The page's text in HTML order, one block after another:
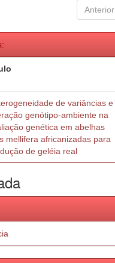
Anterior
de variâncias e
genótipo-ambiente na
genética em abelhas
mellifera africanizadas para
de geléia real